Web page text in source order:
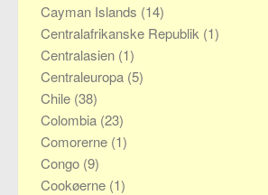
Cayman Islands (14)
Centralafrikanske Republik (1)
Centralasien (1)
Centraleuropa (5)
Chile (38)
Colombia (23)
Comorerne (1)
Congo (9)
Cookøerne (1)